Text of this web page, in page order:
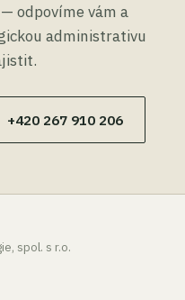
odpovíme vám a
administrativu
+420 267 910 206
spol. s r.o.